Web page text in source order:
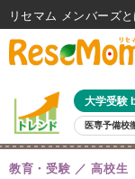
大学受験
医専予備校
親子で考える大学選び
共通テスト 夏休み
教育・受験 高校生
リセマム メンバーズ